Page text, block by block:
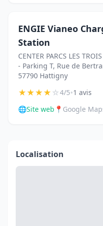
ENGIE Vianeo
Station
CENTER PARCS LES
- Parking T, Rue de
57790 Hattigny
★★★★☆4/5•1 avis
🌐Site web 📍 Google
Localisation